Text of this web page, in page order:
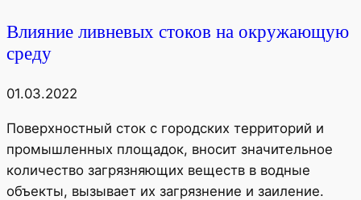
Влияние ливневых стоков на окружающую
среду
01.03.2022
Поверхностный сток с городских территорий и
промышленных площадок, вносит значительное
количество загрязняющих веществ в водные
объекты, вызывает их загрязнение и заиление.